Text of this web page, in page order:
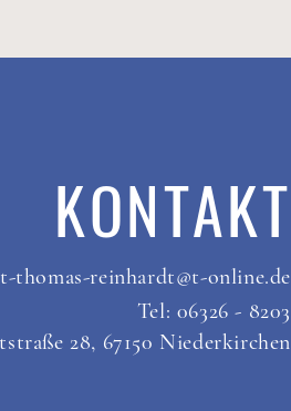
KONTAKT
thomas-reinhardt@t-online.de
Tel: 06326 - 8203
28, 67150 Niederkirchen